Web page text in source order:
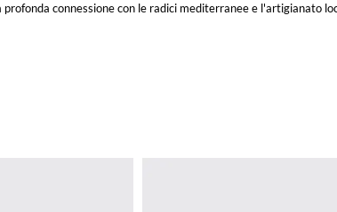
profonda connessione con le radici mediterranee e l'artigianato
Non da meno, la
di lavorare con piccoli produttori locali e nell'utilizzo di